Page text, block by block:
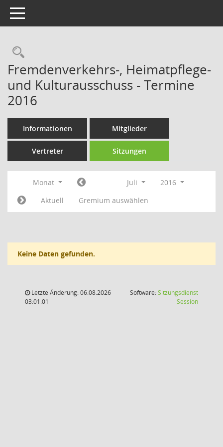
Toggle navigation
Rechercheauswahl
Fremdenverkehrs-, Heimatpflege-
und Kulturausschuss - Termine
2016
Informationen Mitglieder
Vertreter Sitzungen
Monat Juli
2016
Aktuell
Gremium auswählen
Keine Daten gefunden.
Letzte Änderung: 06.08.2026
03:01:01
Software:Sitzungsdienst
Session(Wird in